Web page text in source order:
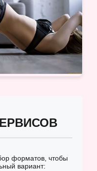
форматов, чтобы
вариант: